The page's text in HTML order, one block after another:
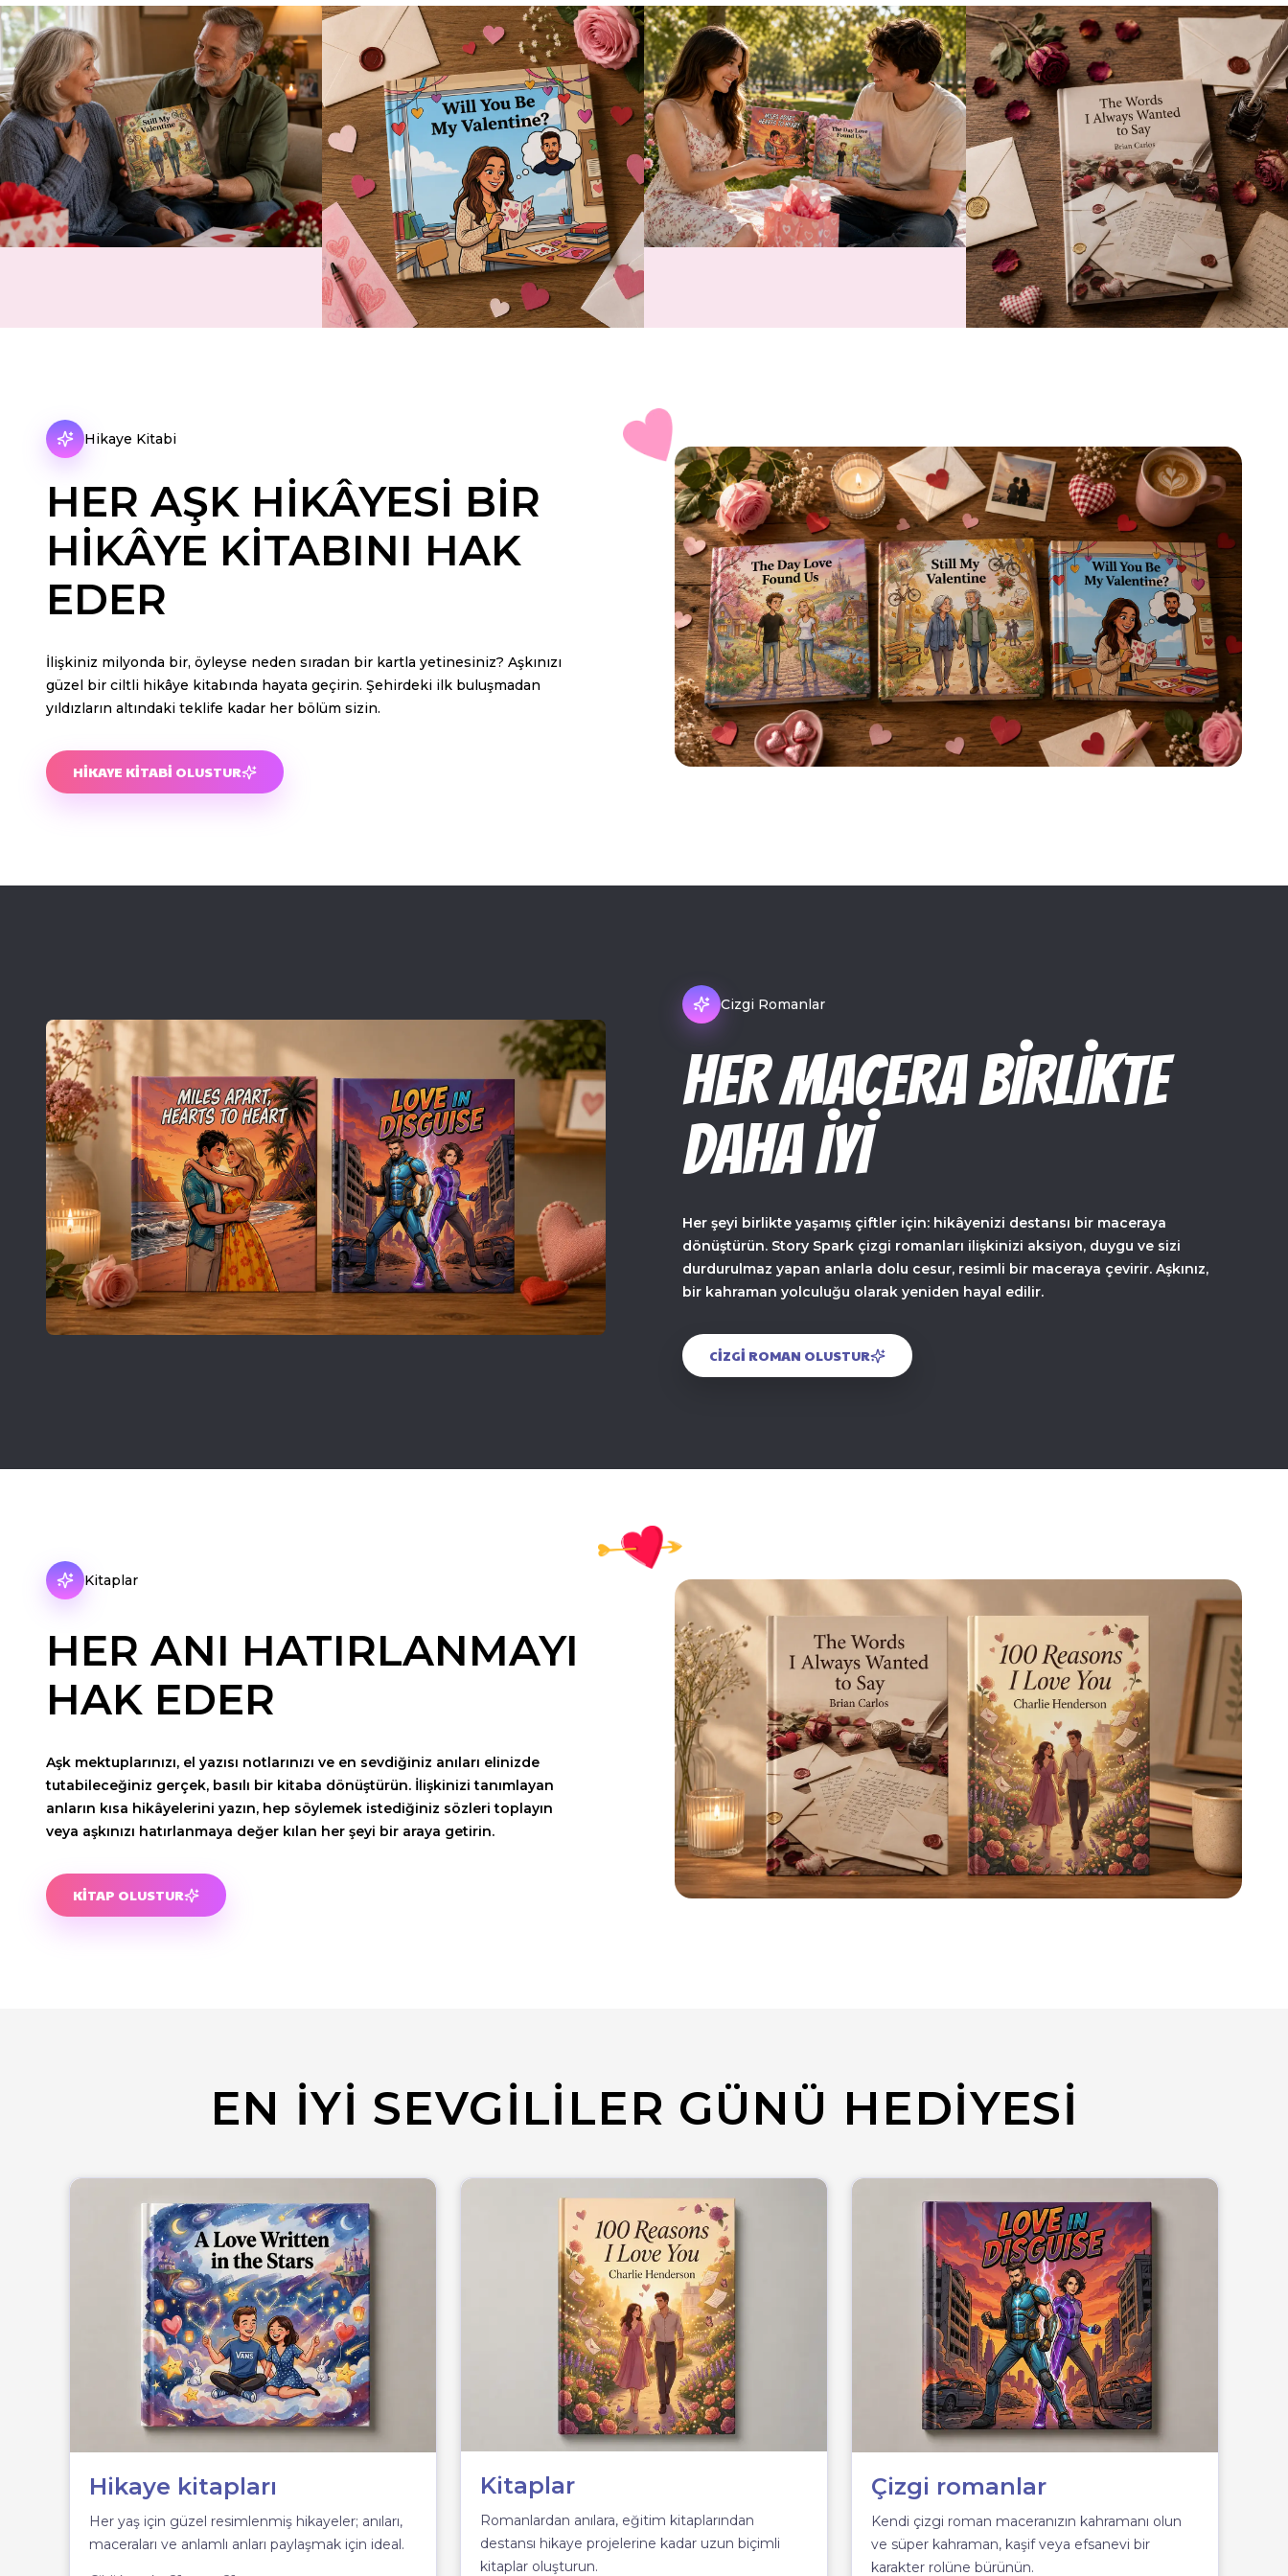
Hikaye Kitabi
HER AŞK HIKÂYESI BIR
HIKÂYE KITABINI HAK
EDER
İlişkiniz milyonda bir, öyleyse neden sıradan bir kartla yetinesiniz? Aşkınızı
güzel bir ciltli hikâye kitabında hayata geçirin. Şehirdeki ilk buluşmadan
yıldızların altındaki teklife kadar her bölüm sizin.
HIKAYE KITABI OLUSTUR
Cizgi Romanlar
HER MACERABIRLIKTE
DAHA İYI
Her şeyi birlikte yaşamış çiftler için: hikâyenizi destansı bir maceraya
dönüştürün. Story Spark çizgi romanları ilişkinizi aksiyon, duygu ve sizi
durdurulmaz yapan anlarla dolu cesur, resimli bir maceraya çevirir. Aşkınız,
bir kahraman yolculuğu olarak yeniden hayal edilir.
CIZGI ROMAN OLUSTUR
Kitaplar
HER ANI HATIRLANMAYI
HAK EDER
Aşk mektuplarınızı, el yazısı notlarınızı ve en sevdiğiniz anıları elinizde
tutabileceğiniz gerçek, basılı bir kitaba dönüştürün. İlişkinizi tanımlayan
anların kısa hikâyelerini yazın, hep söylemek istediğiniz sözleri toplayın
veya aşkınızı hatırlanmaya değer kılan her şeyi bir araya getirin.
KITAP OLUSTUR
EN İYI SEVGILILER GÜNÜ HEDIYESI
Hikaye kitapları
Her yaş için güzel resimlenmiş hikayeler; anıları,
maceraları ve anlamlı anları paylaşmak için ideal.
Kitaplar
Romanlardan anılara, eğitim kitaplarından
destansı hikaye projelerine kadar uzun biçimli
kitaplar oluşturun.
Çizgi romanlar
Kendi çizgi roman maceranızın kahramanı olun
ve süper kahraman, kaşif veya efsanevi bir
karakter rolüne bürünün.